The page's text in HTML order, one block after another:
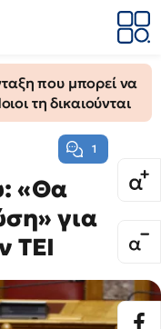
που μπορεί να
τη δικαιούνται
1
«Θα
για
ΤΕΙ